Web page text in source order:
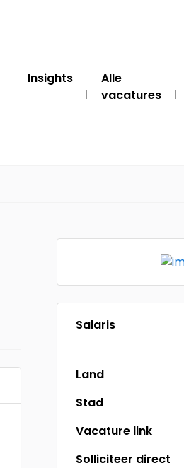
Insights
Alle
vacatures
Salaris
Land
Stad
Vacature link
Solliciteer direct